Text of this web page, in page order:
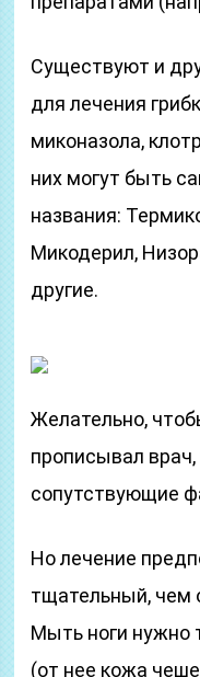
Существуют и
для лечения
миконазола,
них могут быть
названия:
Микодерил,
другие.
Желательно,
прописывал
сопутствующие
Но лечение
тщательный, чем
Мыть ноги нужно
(от нее кожа